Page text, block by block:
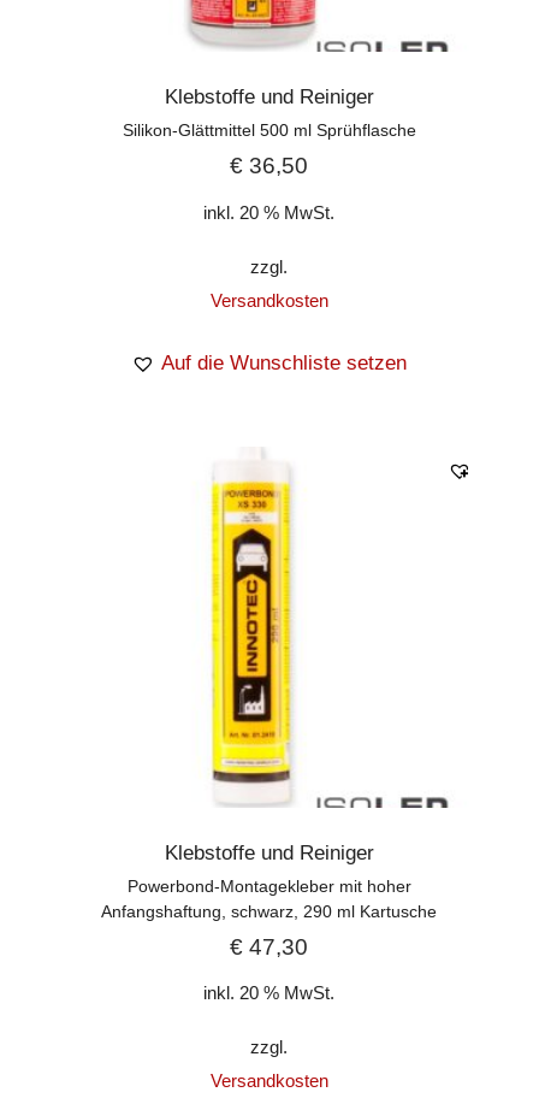
Klebstoffe und Reiniger
Silikon-Glättmittel 500 ml Sprühflasche
€ 36,50
inkl. 20 % MwSt.
zzgl.
Versandkosten
Auf die Wunschliste setzen
Klebstoffe und Reiniger
Powerbond-Montagekleber mit hoher
Anfangshaftung, schwarz, 290 ml Kartusche
€ 47,30
inkl. 20 % MwSt.
zzgl.
Versandkosten